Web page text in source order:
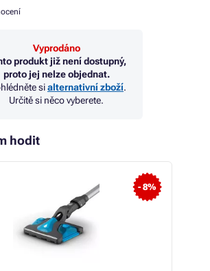
Vyprodáno
produkt již není dostupný,
proto jej nelze objednat.
sialternativní zboží.
Určitě si něco vyberete.
hodit
- 8%